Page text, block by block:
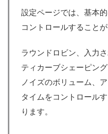
設定ページでは、基本
コントロールすることが
ラウンドロビン、入力
ティカーブシェーピン
ノイズのボリューム、
タイムをコントロール
ります。